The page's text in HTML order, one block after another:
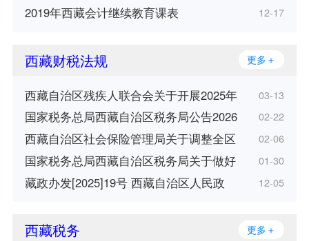
2019年西藏会计继续教育课表 12-17
西藏财税法规 更多＋
西藏自治区残疾人联合会关于开展2025年 03-13
国家税务总局西藏自治区税务局公告2026 02-22
西藏自治区社会保险管理局关于调整全区 02-06
国家税务总局西藏自治区税务局关于做好 01-30
藏政办发[2025]19号 西藏自治区人民政 12-05
西藏税务 更多＋